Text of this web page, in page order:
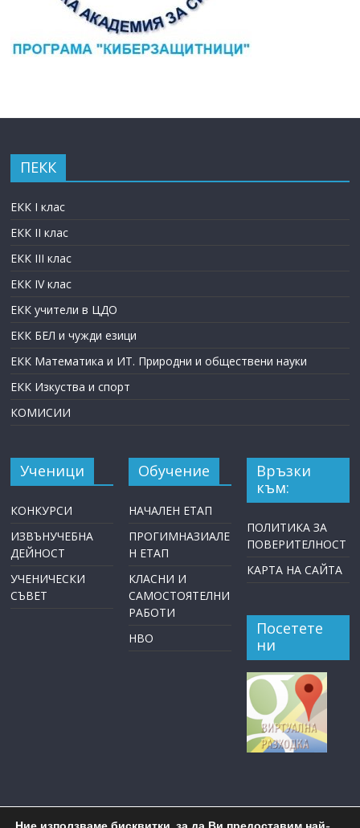
ПЕКК
ЕКК I клас
ЕКК II клас
ЕКК III клас
ЕКК IV клас
ЕКК учители в ЦДО
ЕКК БЕЛ и чужди езици
ЕКК Математика и ИТ. Природни и обществени науки
ЕКК Изкуства и спорт
КОМИСИИ
Ученици
КОНКУРСИ
ИЗВЪНУЧЕБНА
ДЕЙНОСТ
УЧЕНИЧЕСКИ
СЪВЕТ
Обучение
НАЧАЛЕН ЕТАП
ПРОГИМНАЗИАЛЕ
Н ЕТАП
КЛАСНИ И
САМОСТОЯТЕЛНИ
РАБОТИ
НВО
Връзки
към:
ПОЛИТИКА ЗА
ПОВЕРИТЕЛНОСТ
КАРТА НА САЙТА
Посетете
ни